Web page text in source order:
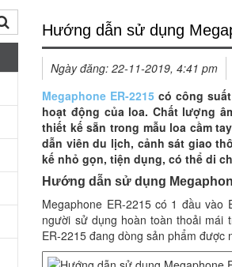
Hướng dẫn sử dụng
Ngày đăng:22-11-2019, 4:41 pm
Megaphone ER-2215 có công
hoạt động của loa. Chất lượng
thiết kế sẵn trong mẫu loa cầm
dẫn viên du lịch, cảnh sát giao
kế nhỏ gọn, tiện dụng, có thể di
Hướng dẫn sử dụng
Megaphone ER-2215 có 1 đầu
người sử dụng hoàn toàn thoải mái
ER-2215 đang dòng sản phẩm được